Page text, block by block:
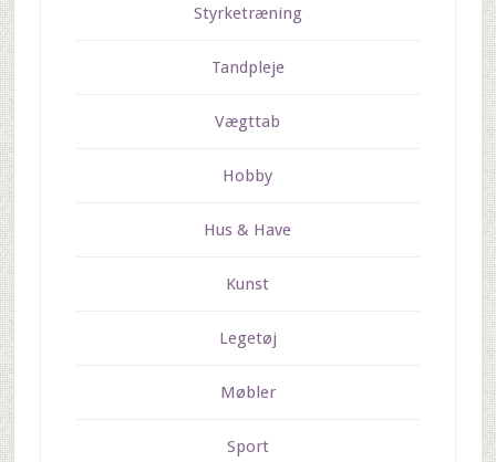
Styrketræning
Tandpleje
Vægttab
Hobby
Hus & Have
Kunst
Legetøj
Møbler
Sport